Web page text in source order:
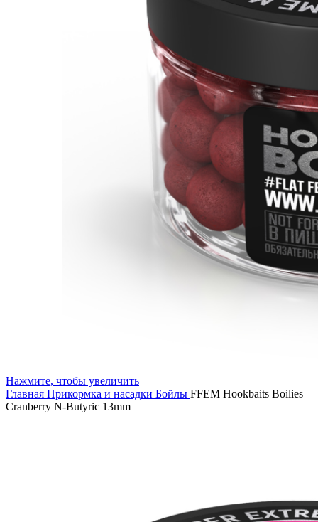
Нажмите, чтобы увеличить
Главная Прикормка и насадки Бойлы FFEM Hookbaits Boilies
Cranberry N-Butyric 13mm